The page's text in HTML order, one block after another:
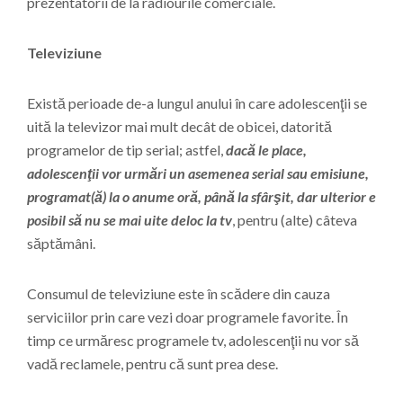
Televiziune
Există perioade de-a lungul anului în care adolescenţii se
uită la televizor mai mult decât de obicei, datorită
programelor de tip serial; astfel,dacă le place,
adolescenţii vor urmări un asemenea serial sau emisiune,
programat(ă) la o anume oră, până la sfârşit, dar ulterior e
posibil să nu se mai uite deloc la tv, pentru (alte) câteva
săptămâni.
Consumul de televiziune este în scădere din cauza
serviciilor prin care vezi doar programele favorite. În
timp ce urmăresc programele tv, adolescenţii nu vor să
vadă reclamele, pentru că sunt prea dese.